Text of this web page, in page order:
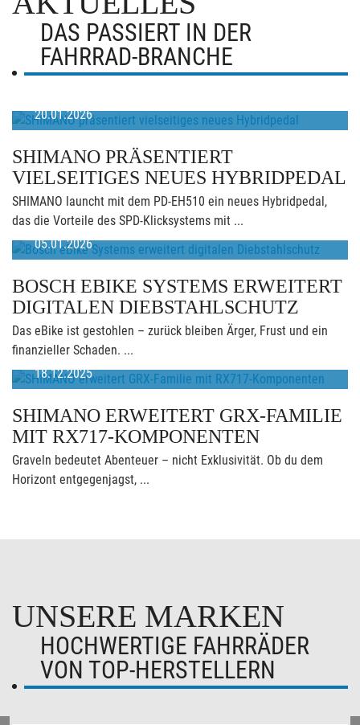
DAS PASSIERT IN DER
FAHRRAD-BRANCHE
20.01.2026
SHIMANO PRÄSENTIERT
VIELSEITIGES NEUES HYBRIDPEDAL
SHIMANO launcht mit dem PD-EH510 ein neues Hybridpedal,
das die Vorteile des SPD-Klicksystems mit ...
05.01.2026
BOSCH EBIKE SYSTEMS ERWEITERT
DIGITALEN DIEBSTAHLSCHUTZ
Das eBike ist gestohlen – zurück bleiben Ärger, Frust und ein
finanzieller Schaden. ...
18.12.2025
SHIMANO ERWEITERT GRX-FAMILIE
MIT RX717-KOMPONENTEN
Graveln bedeutet Abenteuer – nicht Exklusivität. Ob du dem
Horizont entgegenjagst, ...
UNSERE MARKEN
HOCHWERTIGE FAHRRÄDER
VON TOP-HERSTELLERN